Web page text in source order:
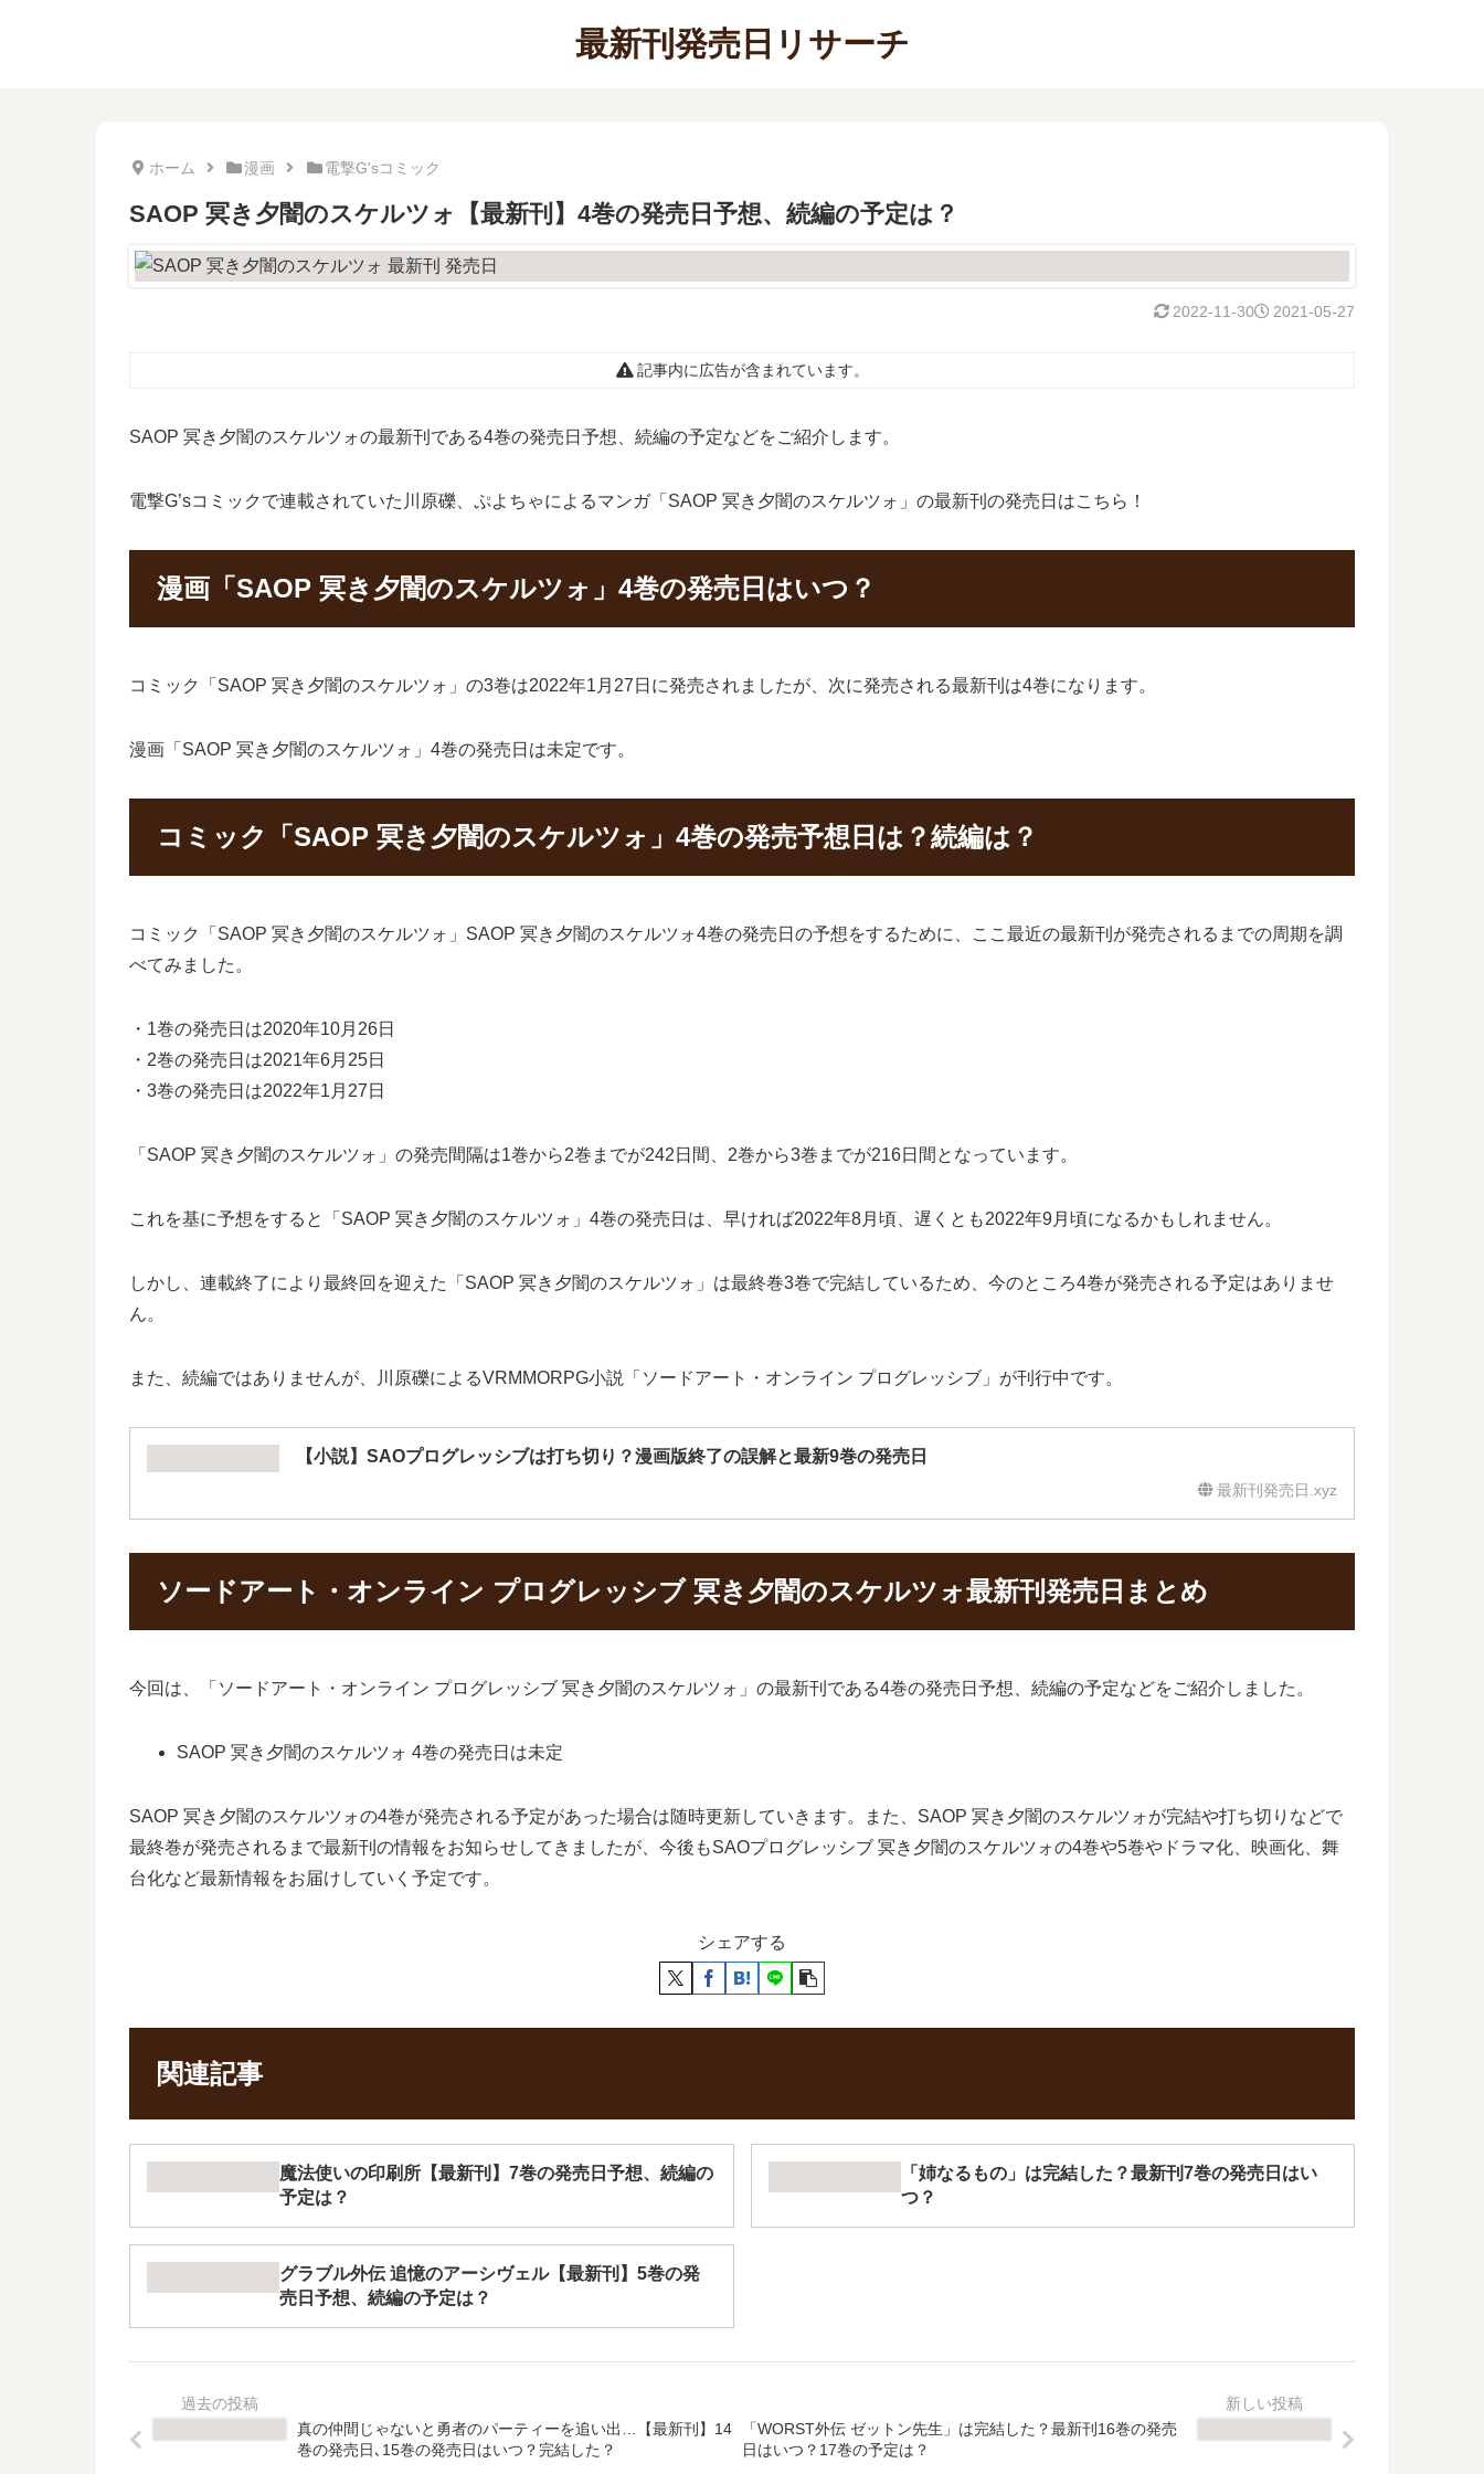
最新刊発売日リサーチ
ホーム 漫画 電撃G'sコミック
SAOP 冥き夕闇のスケルツォ【最新刊】4巻の発売日予想、続編の予定は？
2021-05-27
2022-11-30
記事内に広告が含まれています。
SAOP 冥き夕闇のスケルツォの最新刊である4巻の発売日予想、続編の予定などをご紹介します。
電撃G’sコミックで連載されていた川原礫、ぷよちゃによるマンガ「SAOP 冥き夕闇のスケルツォ」の最新刊の発売日はこちら！
漫画「SAOP 冥き夕闇のスケルツォ」4巻の発売日はいつ？
コミック「SAOP 冥き夕闇のスケルツォ」の3巻は2022年1月27日に発売されましたが、次に発売される最新刊は4巻になります。
漫画「SAOP 冥き夕闇のスケルツォ」4巻の発売日は未定です。
コミック「SAOP 冥き夕闇のスケルツォ」4巻の発売予想日は？続編は？
コミック「SAOP 冥き夕闇のスケルツォ」SAOP 冥き夕闇のスケルツォ4巻の発売日の予想をするために、ここ最近の最新刊が発売されるまでの周期を調
べてみました。
・1巻の発売日は2020年10月26日
・2巻の発売日は2021年6月25日
・3巻の発売日は2022年1月27日
「SAOP 冥き夕闇のスケルツォ」の発売間隔は1巻から2巻までが242日間、2巻から3巻までが216日間となっています。
これを基に予想をすると「SAOP 冥き夕闇のスケルツォ」4巻の発売日は、早ければ2022年8月頃、遅くとも2022年9月頃になるかもしれません。
しかし、連載終了により最終回を迎えた「SAOP 冥き夕闇のスケルツォ」は最終巻3巻で完結しているため、今のところ4巻が発売される予定はありませ
ん。
また、続編ではありませんが、川原礫によるVRMMORPG小説「ソードアート・オンライン プログレッシブ」が刊行中です。
【小説】SAOプログレッシブは打ち切り？漫画版終了の誤解と最新9巻の発売日
最新刊発売日.xyz
ソードアート・オンライン プログレッシブ 冥き夕闇のスケルツォ最新刊発売日まとめ
今回は、「ソードアート・オンライン プログレッシブ 冥き夕闇のスケルツォ」の最新刊である4巻の発売日予想、続編の予定などをご紹介しました。
SAOP 冥き夕闇のスケルツォ 4巻の発売日は未定
SAOP 冥き夕闇のスケルツォの4巻が発売される予定があった場合は随時更新していきます。また、SAOP 冥き夕闇のスケルツォが完結や打ち切りなどで
最終巻が発売されるまで最新刊の情報をお知らせしてきましたが、今後もSAOプログレッシブ 冥き夕闇のスケルツォの4巻や5巻やドラマ化、映画化、舞
台化など最新情報をお届けしていく予定です。
シェアする
関連記事
魔法使いの印刷所【最新刊】7巻の発売日予想、続編の
予定は？
「姉なるもの」は完結した？最新刊7巻の発売日はい
つ？
グラブル外伝 追憶のアーシヴェル【最新刊】5巻の発
売日予想、続編の予定は？
真の仲間じゃないと勇者のパーティーを追い出…【最新刊】14
巻の発売日､15巻の発売日はいつ？完結した？
「WORST外伝 ゼットン先生」は完結した？最新刊16巻の発売
日はいつ？17巻の予定は？